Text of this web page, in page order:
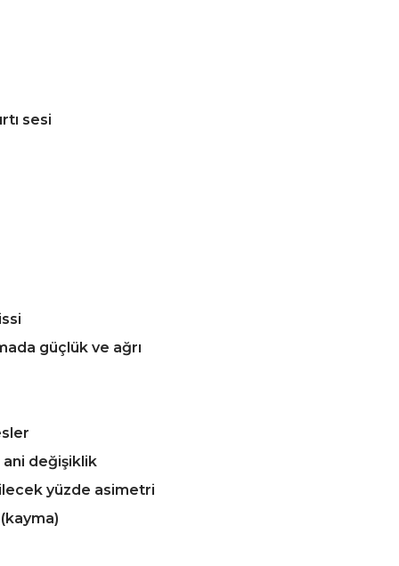
sesi
güçlük ve ağrı
ani değişiklik
yüzde asimetri